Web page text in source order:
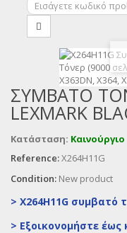
ΣΥΜΒΑΤΌ
LEXMARK
Κατάσταση: Καινούργιο
Reference:X264H11G
Condition: New product
> X264H11G συμβατό
> Εξοικονομήστε